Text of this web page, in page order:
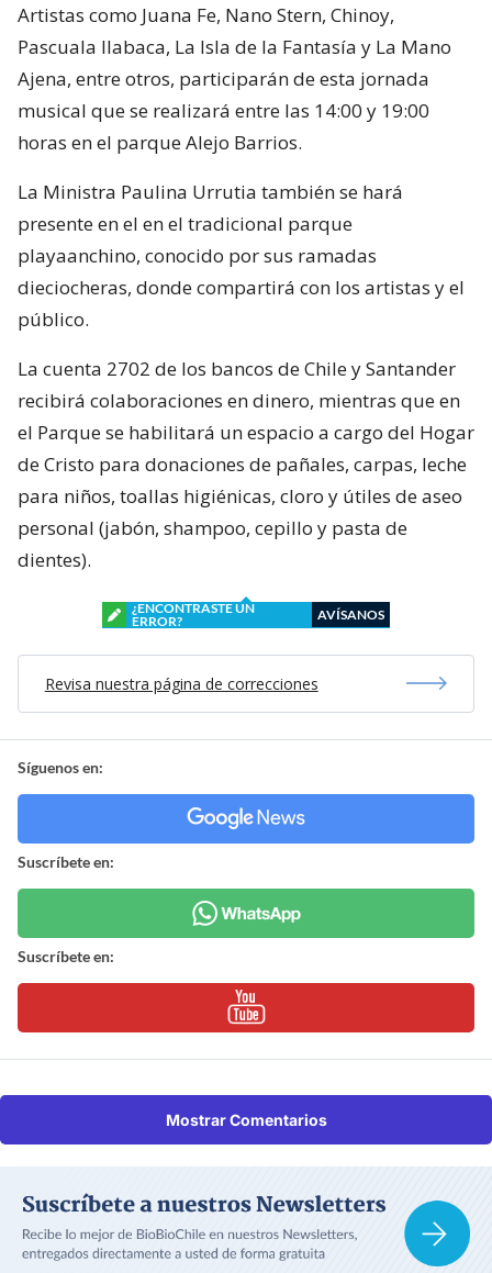
Artistas como Juana Fe, Nano Stern, Chinoy,
Pascuala Ilabaca, La Isla de la Fantasía y La Mano
Ajena, entre otros, participarán de esta jornada
musical que se realizará entre las 14:00 y 19:00
horas en el parque Alejo Barrios.
La Ministra Paulina Urrutia también se hará
presente en el en el tradicional parque
playaanchino, conocido por sus ramadas
dieciocheras, donde compartirá con los artistas y el
público.
La cuenta 2702 de los bancos de Chile y Santander
recibirá colaboraciones en dinero, mientras que en
el Parque se habilitará un espacio a cargo del Hogar
de Cristo para donaciones de pañales, carpas, leche
para niños, toallas higiénicas, cloro y útiles de aseo
personal (jabón, shampoo, cepillo y pasta de
dientes).
¿ENCONTRASTE UN
ERROR?
AVÍSANOS
Revisa nuestra página de correcciones
Síguenos en:
Suscríbete en:
Suscríbete en:
Mostrar Comentarios